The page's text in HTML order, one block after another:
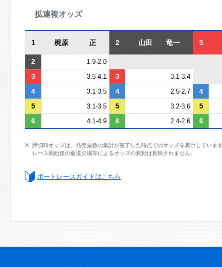
拡連複オッズ
1 梶原 正 2 山田 竜一 3
2 1.9-2.0
3 3.6-4.1 3 3.1-3.4
4 3.1-3.5 4 2.5-2.7
4
5
3.1-3.5 5 3.2-3.6
5
6
4.1-4.9 6 2.4-2.6 6
締切時オッズは、発売票数の集計が完了した時点でのオッズを表示していま
レース開始後の返還欠場等によるオッズの変動は反映されません。
ボートレースガイドはこちら